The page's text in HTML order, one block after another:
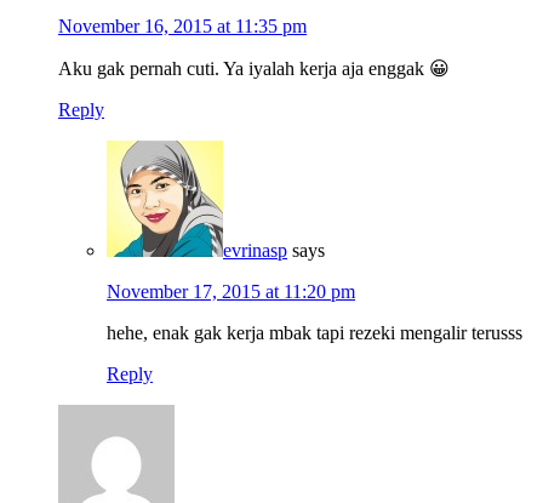
November 16, 2015 at 11:35 pm
Aku gak pernah cuti. Ya iyalah kerja aja enggak 😀
Reply
evrinasp says
November 17, 2015 at 11:20 pm
hehe, enak gak kerja mbak tapi rezeki mengalir terusss
Reply